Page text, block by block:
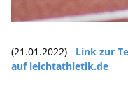
(21.01.2022) Link zur
auf leichtathletik.de